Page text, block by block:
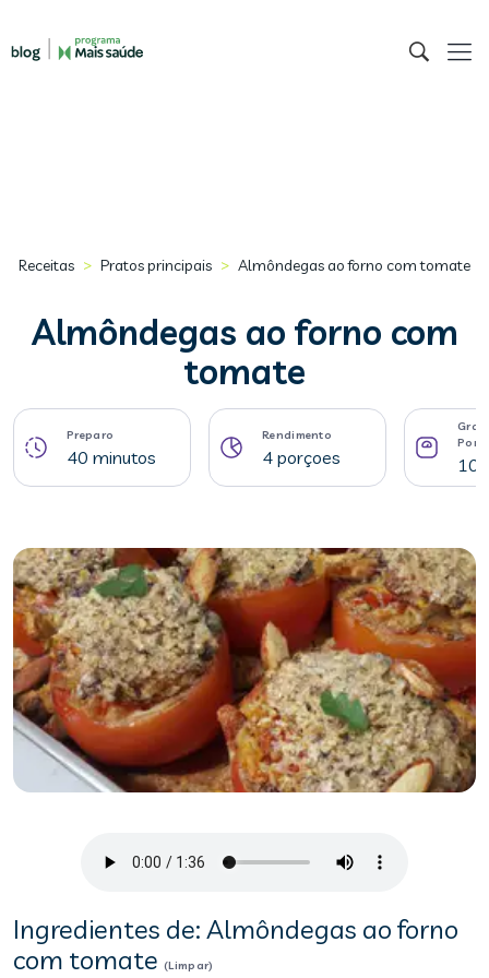
Receitas > Pratos principais > Almôndegas ao forno com tomate
Almôndegas ao forno com
tomate
Preparo
40 minutos
Rendimento
4 porçoes
Ingredientes de: Almôndegas ao forno
com tomate (Limpar)